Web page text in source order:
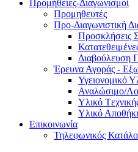
Προμήθειες-Διαγωνισμοί
Προμηθευτές
Προ-Διαγωνιστική
Προσκλήσεις
Διαβούλευση
Έρευνα Αγοράς -
Υγειονομικό
Αναλώσιμο/
Υλικό
Υλικό
Επικοινωνία
Τηλεφωνικός